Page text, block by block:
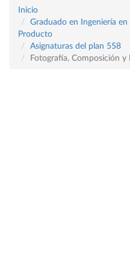
Inicio
Graduado en Ingeniería
Producto
Asignaturas del plan 558
Fotografía, Composición y